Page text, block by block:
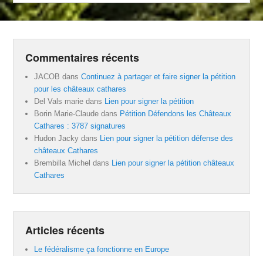
Commentaires récents
JACOB dansContinuez à partager et faire signer la pétition
pour les châteaux cathares
Del Vals marie dans
Lien pour signer la pétition
Borin Marie-Claude dans Pétition Défendons les Châteaux
Cathares : 3787 signatures
Hudon Jacky dans
Lien pour signer la pétition défense des
châteaux Cathares
Brembilla Michel dans
Lien pour signer la pétition châteaux
Cathares
Articles récents
Le fédéralisme ça fonctionne en Europe